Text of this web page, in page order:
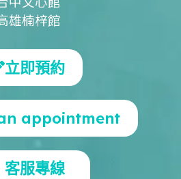
雄楠梓館
立即預約
appointment
客服專線